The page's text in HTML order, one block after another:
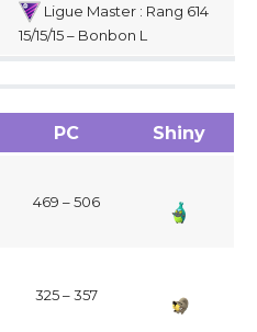
Ligue Master : Rang 614
15/15/15 – Bonbon L
PC Shiny
469 – 506
325 – 357